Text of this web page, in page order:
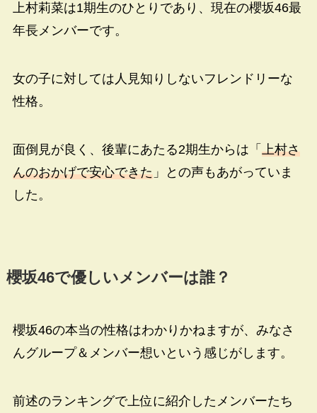
上村莉菜は1期生のひとりであり、現在の櫻坂46最
年長メンバーです。
女の子に対しては人見知りしないフレンドリーな
性格。
面倒見が良く、後輩にあたる2期生からは「 上村さ
んのおかげで安心できた」との声もあがっていま
した。
櫻坂46で優しいメンバーは誰？
櫻坂46の本当の性格はわかりかねますが、みなさ
んグループ＆メンバー想いという感じがします。
前述のランキングで上位に紹介したメンバーたち